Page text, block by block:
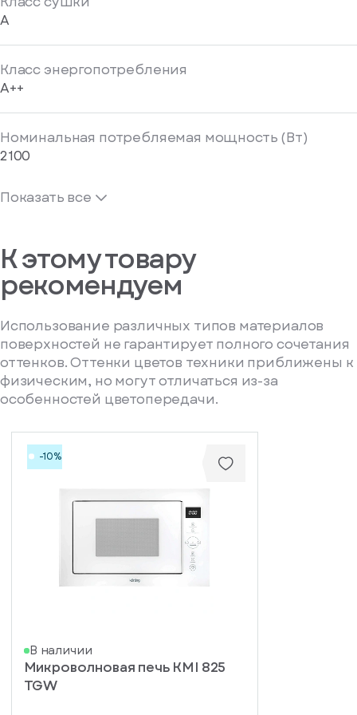
A
Класс энергопотребления
A++
Номинальная потребляемая мощность (Вт)
2100
Показать все
К этому товару
рекомендуем
Использование различных типов материалов
поверхностей не гарантирует полного сочетания
оттенков. Оттенки цветов техники приближены к
физическим, но могут отличаться из-за
особенностей цветопередачи.
-10%
В наличии
Микроволновая печь KMI 825
TGW